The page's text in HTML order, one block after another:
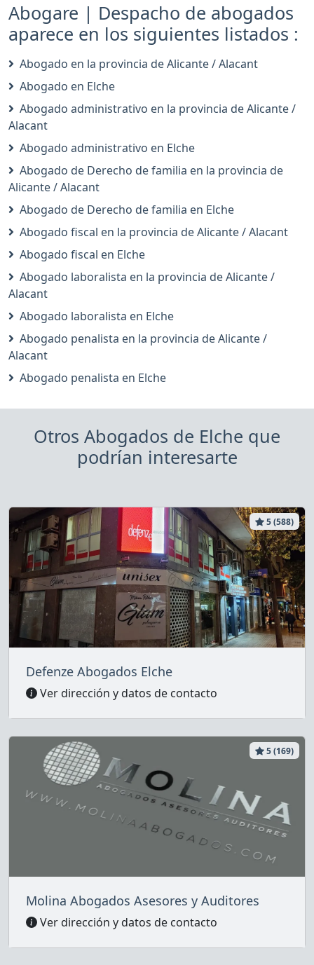
Abogare | Despacho de abogados
aparece en los siguientes listados :
Abogado en la provincia de Alicante / Alacant
Abogado en Elche
Abogado administrativo en la provincia de Alicante /
Alacant
Abogado administrativo en Elche
Abogado de Derecho de familia en la provincia de
Alicante / Alacant
Abogado de Derecho de familia en Elche
Abogado fiscal en la provincia de Alicante / Alacant
Abogado fiscal en Elche
Abogado laboralista en la provincia de Alicante /
Alacant
Abogado laboralista en Elche
Abogado penalista en la provincia de Alicante /
Alacant
Abogado penalista en Elche
Otros Abogados de Elche que
podrían interesarte
5 (588)
Defenze Abogados Elche
Ver dirección y datos de contacto
5 (169)
Molina Abogados Asesores y Auditores
Ver dirección y datos de contacto